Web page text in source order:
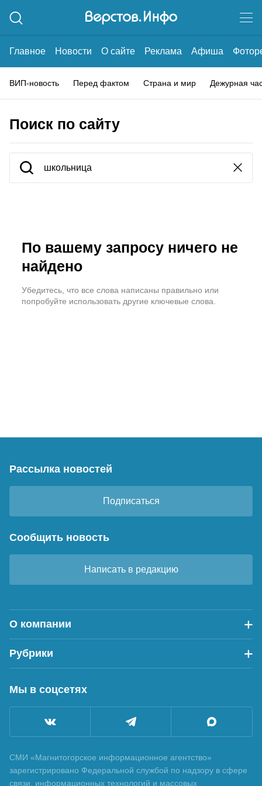
Главное Новости О сайте Реклама Афиша
ВИП-новость Перед фактом Страна и мир Дежурная
Поиск по сайту
По вашему запросу ничего не
найдено
Убедитесь, что все слова написаны правильно или
попробуйте использовать другие ключевые слова.
Рассылка новостей
Подписаться
Сообщить новость
Написать в редакцию
О компании
Рубрики
Мы в соцсетях
СМИ «Магнитогорское информационное агентство»
зарегистрировано Федеральной службой по надзору в сфере
связи, информационных технологий и массовых